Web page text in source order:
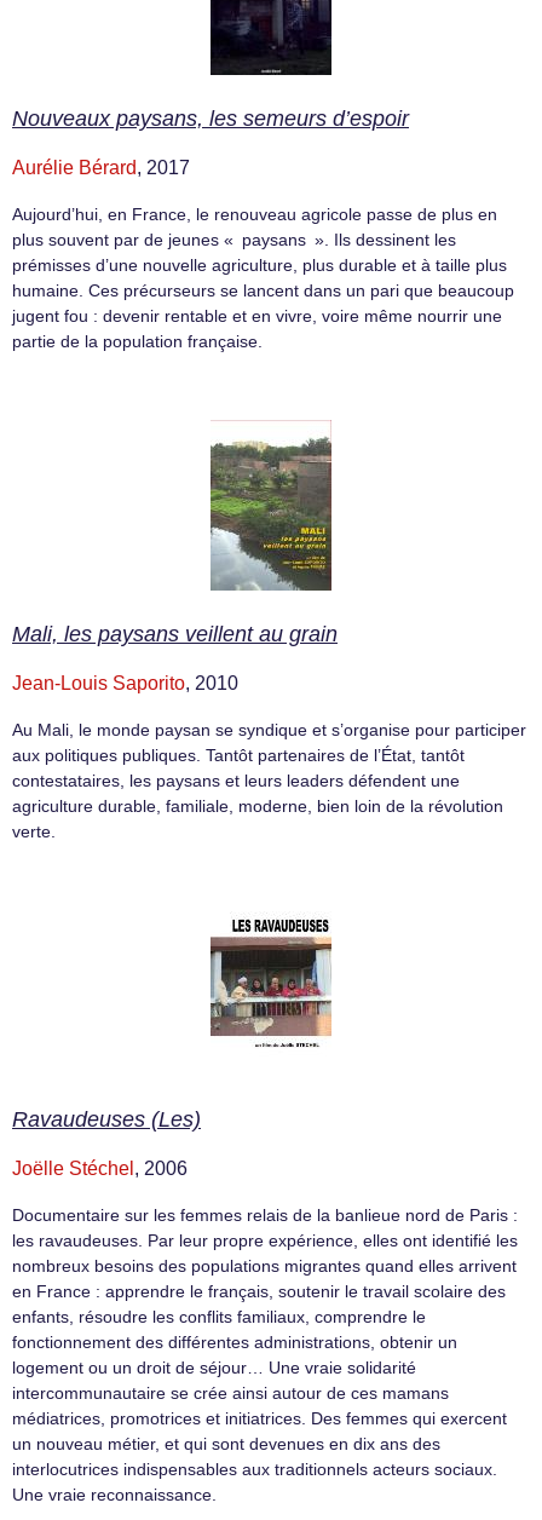
Nouveaux paysans, les semeurs d’espoir
Aurélie Bérard, 2017
Aujourd’hui, en France, le renouveau agricole passe de plus en
plus souvent par de jeunes « paysans ». Ils dessinent les
prémisses d’une nouvelle agriculture, plus durable et à taille plus
humaine. Ces précurseurs se lancent dans un pari que beaucoup
jugent fou : devenir rentable et en vivre, voire même nourrir une
partie de la population française.
Mali, les paysans veillent au grain
Jean-Louis Saporito, 2010
Au Mali, le monde paysan se syndique et s’organise pour participer
aux politiques publiques. Tantôt partenaires de l’État, tantôt
contestataires, les paysans et leurs leaders défendent une
agriculture durable, familiale, moderne, bien loin de la révolution
verte.
Ravaudeuses (Les)
Joëlle Stéchel , 2006
Documentaire sur les femmes relais de la banlieue nord de Paris :
les ravaudeuses. Par leur propre expérience, elles ont identifié les
nombreux besoins des populations migrantes quand elles arrivent
en France : apprendre le français, soutenir le travail scolaire des
enfants, résoudre les conflits familiaux, comprendre le
fonctionnement des différentes administrations, obtenir un
logement ou un droit de séjour… Une vraie solidarité
intercommunautaire se crée ainsi autour de ces mamans
médiatrices, promotrices et initiatrices. Des femmes qui exercent
un nouveau métier, et qui sont devenues en dix ans des
interlocutrices indispensables aux traditionnels acteurs sociaux.
Une vraie reconnaissance.